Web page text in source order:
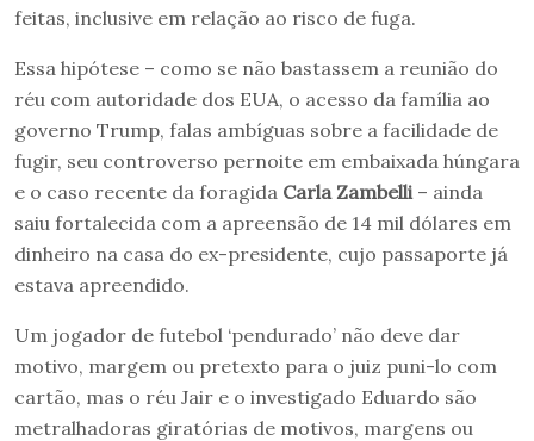
feitas, inclusive em relação ao risco de fuga.
Essa hipótese – como se não bastassem a reunião do
réu com autoridade dos EUA, o acesso da família ao
governo Trump, falas ambíguas sobre a facilidade de
fugir, seu controverso pernoite em embaixada húngara
e o caso recente da foragida Carla Zambelli – ainda
saiu fortalecida com a apreensão de 14 mil dólares em
dinheiro na casa do ex-presidente, cujo passaporte já
estava apreendido.
Um jogador de futebol ‘pendurado’ não deve dar
motivo, margem ou pretexto para o juiz puni-lo com
cartão, mas o réu Jair e o investigado Eduardo são
metralhadoras giratórias de motivos, margens ou